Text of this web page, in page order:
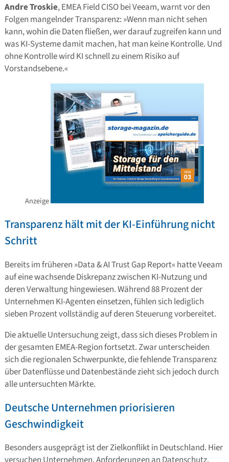
Andre Troskie, EMEA Field CISO bei Veeam, warnt vor den
Folgen mangelnder Transparenz: »Wenn man nicht sehen
kann, wohin die Daten fließen, wer darauf zugreifen kann und
was KI-Systeme damit machen, hat man keine Kontrolle. Und
ohne Kontrolle wird KI schnell zu einem Risiko auf
Vorstandsebene.«
Anzeige
Transparenz hält mit der KI-Einführung nicht
Schritt
Bereits im früheren »Data & AI Trust Gap Report« hatte Veeam
auf eine wachsende Diskrepanz zwischen KI-Nutzung und
deren Verwaltung hingewiesen. Während 88 Prozent der
Unternehmen KI-Agenten einsetzen, fühlen sich lediglich
sieben Prozent vollständig auf deren Steuerung vorbereitet.
Die aktuelle Untersuchung zeigt, dass sich dieses Problem in
der gesamten EMEA-Region fortsetzt. Zwar unterscheiden
sich die regionalen Schwerpunkte, die fehlende Transparenz
über Datenflüsse und Datenbestände zieht sich jedoch durch
alle untersuchten Märkte.
Deutsche Unternehmen priorisieren
Geschwindigkeit
Besonders ausgeprägt ist der Zielkonflikt in Deutschland. Hier